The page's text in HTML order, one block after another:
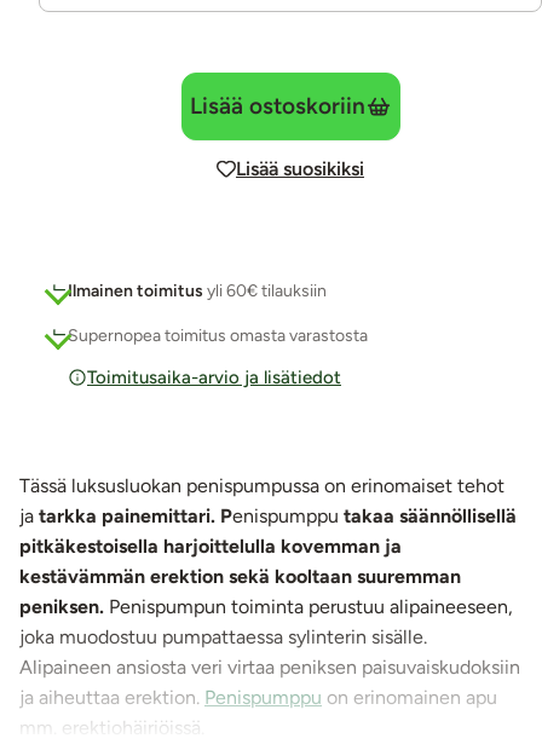
Lisää ostoskoriin
Lisää suosikiksi
Ilmainen toimitus yli 60€ tilauksiin
Supernopea toimitus omasta varastosta
Toimitusaika-arvio ja lisätiedot
Tässä luksusluokan penispumpussa on erinomaiset tehot
ja tarkka painemittari. Penispumppu takaa säännöllisellä
pitkäkestoisella harjoittelulla kovemman ja
kestävämmän erektion sekä kooltaan suuremman
peniksen. Penispumpun toiminta perustuu alipaineeseen,
joka muodostuu pumpattaessa sylinterin sisälle.
Alipaineen ansiosta veri virtaa peniksen paisuvaiskudoksiin
ja aiheuttaa erektion. Penispumppu on erinomainen apu
mm. erektiohäiriöissä.